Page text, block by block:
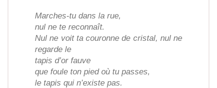
Marches-tu dans la rue,
nul ne te reconnaît.
Nul ne voit ta couronne de cristal, nul ne
regarde le
tapis d’or fauve
que foule ton pied où tu passes,
le tapis qui n’existe pas.